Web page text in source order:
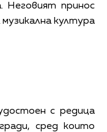
Неговият принос
култура
с редица
сред които